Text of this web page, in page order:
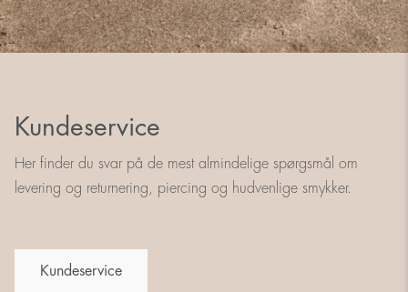
Kundeservice
Her finder du svar på de mest almindelige spørgsmål om
levering og returnering, piercing og hudvenlige smykker.
Kundeservice